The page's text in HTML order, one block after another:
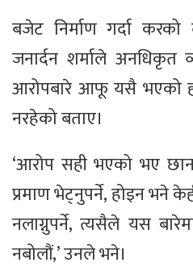
बजेट निर्माण गर्दा करको
जनार्दन शर्माले अनधिकृत
आरोपबारे आफू यसै भएको
नरहेको बताए।
‘आरोप सही भएको भए
प्रमाण भेट्नुपर्ने, होइन भने
नलाग्नुपर्ने, त्यसैले यस
नबोलौं,’ उनले भने।